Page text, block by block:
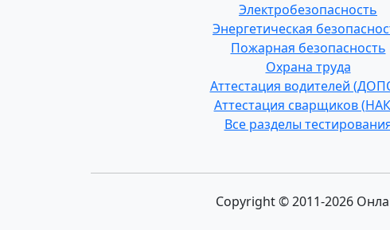
Электробезопасность
Энергетическая
Пожарная безопасность
Охрана труда
Аттестация водителей
Аттестация сварщиков
Все разделы
Copyright © 2011-2026